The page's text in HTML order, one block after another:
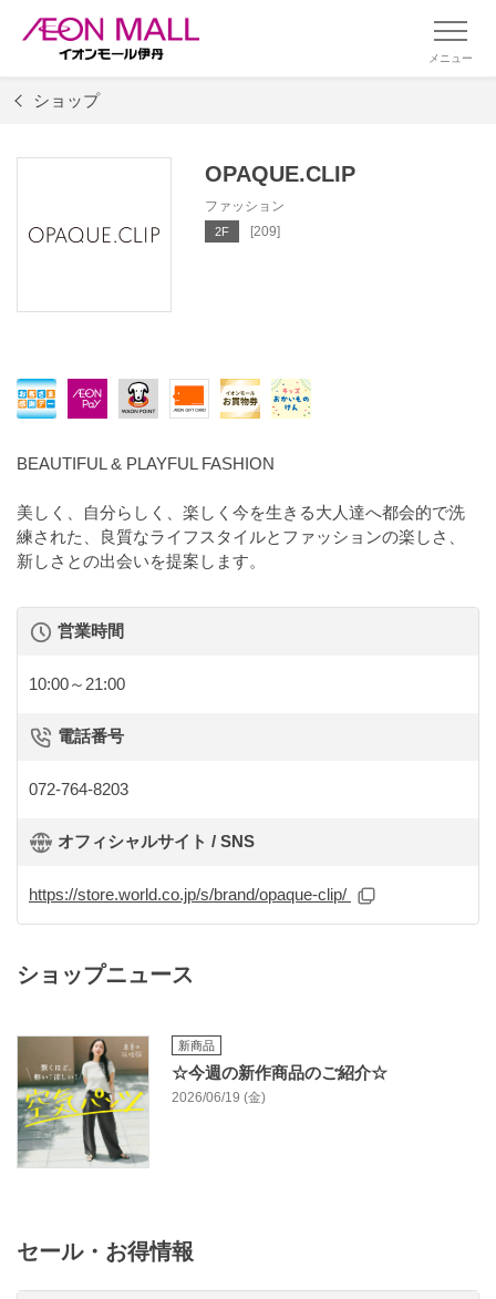
メニュー
ショップ
OPAQUE.CLIP
ファッション
2F [209]
BEAUTIFUL & PLAYFUL FASHION
美しく、自分らしく、楽しく今を生きる大人達へ都会的で洗
練された、良質なライフスタイルとファッションの楽しさ、
新しさとの出会いを提案します。
営業時間
10:00～21:00
電話番号
072-764-8203
オフィシャルサイト / SNS
https://store.world.co.jp/s/brand/opaque-clip/
ショップニュース
新商品
☆今週の新作商品のご紹介☆
2026/06/19 (金)
セール・お得情報